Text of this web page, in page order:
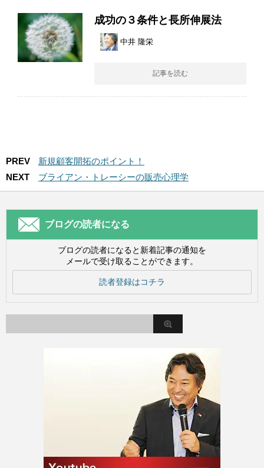
成功の３条件と長所伸展法
中井 隆栄
記事を読む
PREV
新規顧客開拓のポイント！
NEXT
ブライアン・トレーシーの販売心理学
ブログの読者になる
ブログの読者になると新着記事の通知を
メールで受け取ることができます。
読者登録はコチラ